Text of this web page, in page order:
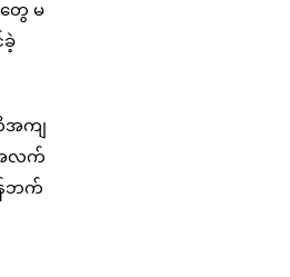
ေ မ
ခဲ့
အကျ
အလက်
ဘက်